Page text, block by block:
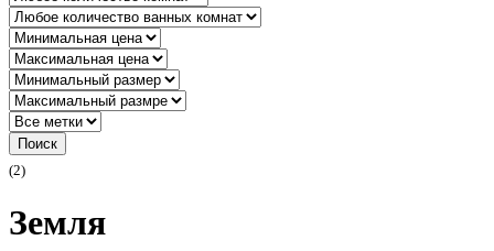
Поиск
(2)
Земля